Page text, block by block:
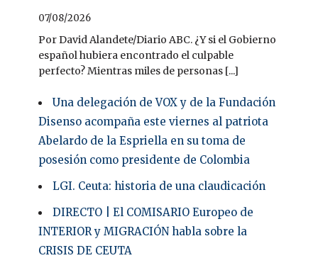
07/08/2026
Por David Alandete/Diario ABC. ¿Y si el Gobierno
español hubiera encontrado el culpable
perfecto? Mientras miles de personas [...]
Una delegación de VOX y de la Fundación
Disenso acompaña este viernes al patriota
Abelardo de la Espriella en su toma de
posesión como presidente de Colombia
LGI. Ceuta: historia de una claudicación
DIRECTO | El COMISARIO Europeo de
INTERIOR y MIGRACIÓN habla sobre la
CRISIS DE CEUTA